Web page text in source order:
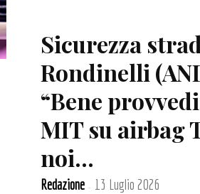
Sicurezza
Rondinelli
“Bene
MIT su airbag
noi...
Redazione - 13 Luglio 2026